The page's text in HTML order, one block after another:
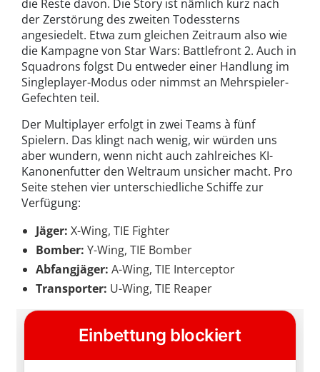
die Reste davon. Die Story ist nämlich kurz nach
der Zerstörung des zweiten Todessterns
angesiedelt. Etwa zum gleichen Zeitraum also wie
die Kampagne von Star Wars: Battlefront 2. Auch in
Squadrons folgst Du entweder einer Handlung im
Singleplayer-Modus oder nimmst an Mehrspieler-
Gefechten teil.
Der Multiplayer erfolgt in zwei Teams à fünf
Spielern. Das klingt nach wenig, wir würden uns
aber wundern, wenn nicht auch zahlreiches KI-
Kanonenfutter den Weltraum unsicher macht. Pro
Seite stehen vier unterschiedliche Schiffe zur
Verfügung:
Jäger: X-Wing, TIE Fighter
Bomber: Y-Wing, TIE Bomber
Abfangjäger: A-Wing, TIE Interceptor
Transporter: U-Wing, TIE Reaper